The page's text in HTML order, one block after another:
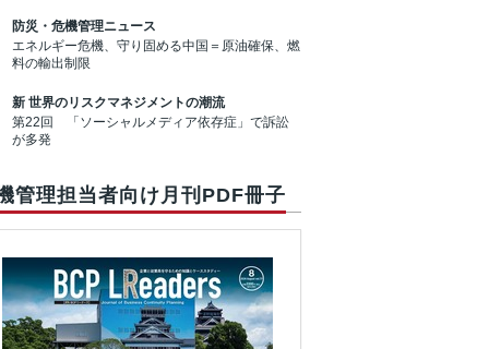
防災・危機管理ニュース
エネルギー危機、守り固める中国＝原油確保、燃
料の輸出制限
新 世界のリスクマネジメントの潮流
第22回 「ソーシャルメディア依存症」で訴訟
が多発
管理担当者向け月刊PDF冊子